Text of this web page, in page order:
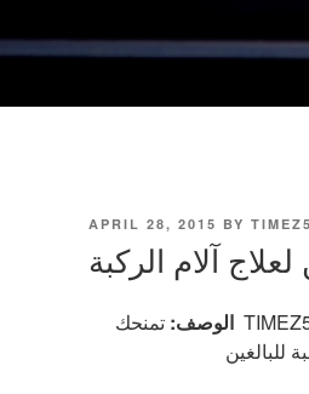
POSTED
APRIL 28, 2015 BY
الوصف: تمنحك TIMEZ5 5 من أفضل التمارين لتخفيف الألم في الركبة، والذي